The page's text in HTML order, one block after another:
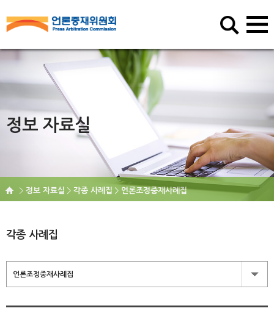
정보 자료실
정보 자료실 각종 사례집 언론조정중재사례집
각종 사례집
언론조정중재사례집